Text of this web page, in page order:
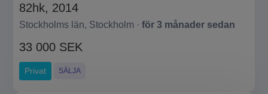
82hk, 2014
Stockholms län, Stockholm · för 3 månader sedan
33 000 SEK
Privat SÄLJA